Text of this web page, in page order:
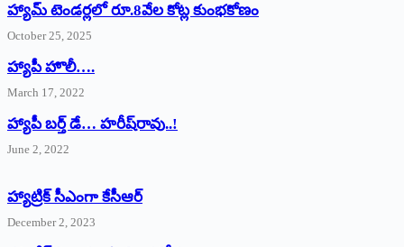
హ్యామ్‌ ‌టెండర్లలో రూ.8వేల కోట్ల కుంభకోణం
October 25, 2025
హ్యాపీ హొలీ….
March 17, 2022
హ్యాపీ బర్త్ ‌డే… హరీష్‌రావు..!
June 2, 2022
హ్యాట్రిక్‌ ‌సీఎంగా కేసీఆర్‌
December 2, 2023